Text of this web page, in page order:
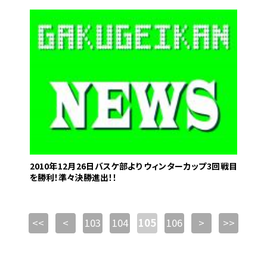
2010年12月26日バスケ部より ウィンターカップ3回戦目
を勝利！準々決勝進出！！
<< < 103 104 105 106 > >>